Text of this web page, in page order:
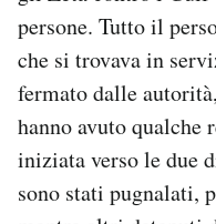
Newsletter
Notifiche mobile
Regala il Post
persone. Tutto il
che si trovava in
fermato dalle
hanno avuto qualche
iniziata verso le due
sono stati pugnalati,